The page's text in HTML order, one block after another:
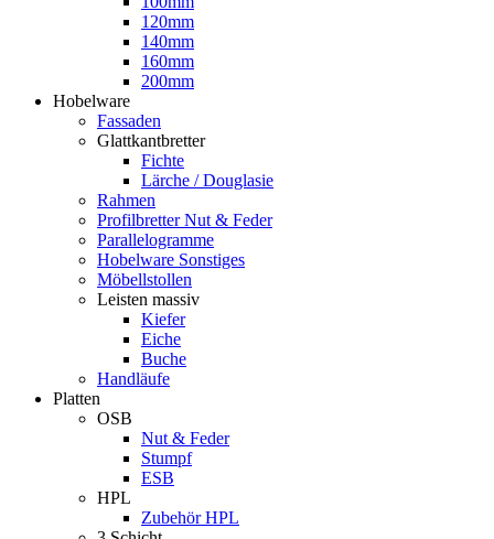
120mm
140mm
160mm
200mm
Hobelware
Fassaden
Glattkantbretter
Fichte
Lärche / Douglasie
Rahmen
Profilbretter Nut & Feder
Parallelogramme
Hobelware Sonstiges
Möbellstollen
Leisten massiv
Kiefer
Eiche
Buche
Handläufe
Platten
OSB
Nut & Feder
Stumpf
ESB
HPL
Zubehör HPL